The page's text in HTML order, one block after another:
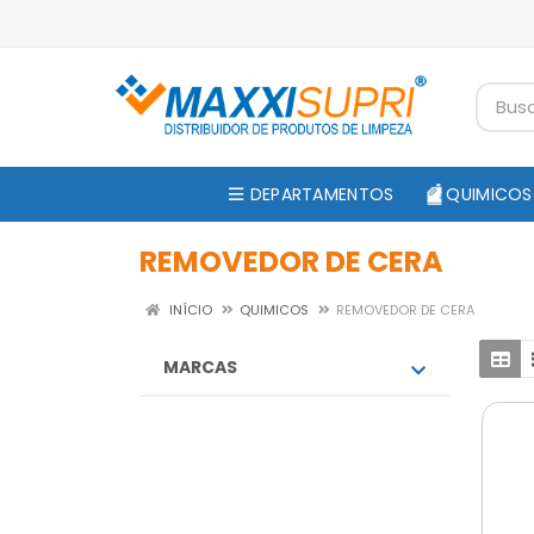
DEPARTAMENTOS QUIMICOS
REMOVEDOR DE CERA
INÍCIO QUIMICOS REMOVEDOR DE CERA
MARCAS